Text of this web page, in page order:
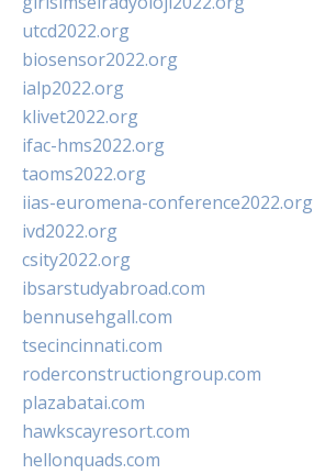
utcd2022.org
biosensor2022.org
ialp2022.org
klivet2022.org
ifac-hms2022.org
taoms2022.org
iias-euromena-conference2022.org
ivd2022.org
csity2022.org
ibsarstudyabroad.com
bennusehgall.com
tsecincinnati.com
roderconstructiongroup.com
plazabatai.com
hawkscayresort.com
hellonquads.com